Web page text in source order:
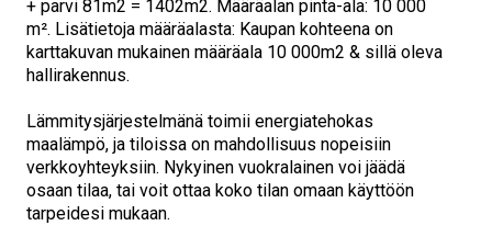
+ parvi 81m2 = 1402m2. Määräalan pinta-ala: 10 000
m². Lisätietoja määräalasta: Kaupan kohteena on
karttakuvan mukainen määräala 10 000m2 & sillä oleva
hallirakennus.
Lämmitysjärjestelmänä toimii energiatehokas
maalämpö, ja tiloissa on mahdollisuus nopeisiin
verkkoyhteyksiin. Nykyinen vuokralainen voi jäädä
osaan tilaa, tai voit ottaa koko tilan omaan käyttöön
tarpeidesi mukaan.